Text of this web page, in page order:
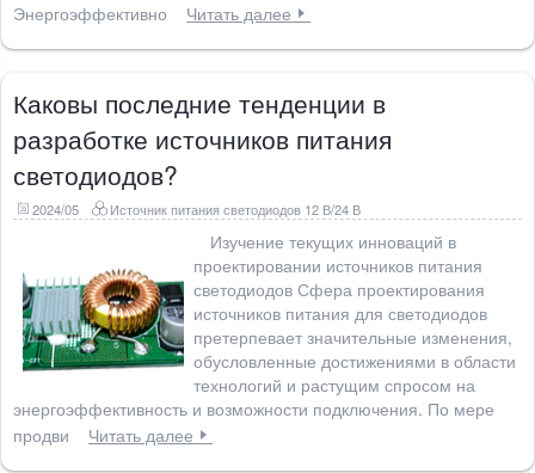
Энергоэффективно
Читать далее
Каковы последние тенденции в
разработке источников питания
светодиодов?
2024/05 Источник питания светодиодов 12 В/24 В
Изучение текущих инноваций в
проектировании источников питания
светодиодов Сфера проектирования
источников питания для светодиодов
претерпевает значительные изменения,
обусловленные достижениями в области
технологий и растущим спросом на
энергоэффективность и возможности подключения. По мере
продви
Читать далее